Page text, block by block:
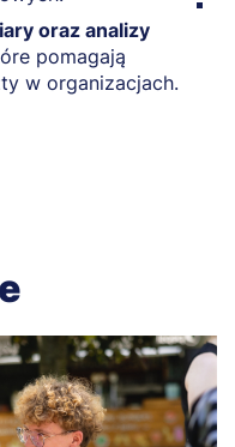
oraz analizy
pomagają
w organizacjach.